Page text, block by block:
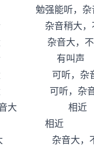
听，杂
音稍大，不
音大，不
音 有叫声
可听，杂音
听，杂音
音大 相近
相近
音大，不